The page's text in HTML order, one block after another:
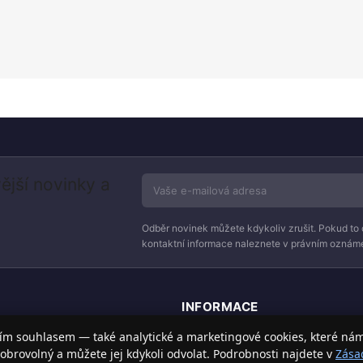
novinky a
Odběr novinek můžete kdykoliv zrušit. Pokud to
kontaktní informace naleznete v právním
Nakupujte
INFORMACE
Doprava a doručení
Způsoby platby
souhlasem — také analytické a marketingové cookies, které
a můžete jej kdykoli odvolat. Podrobnosti najdete v